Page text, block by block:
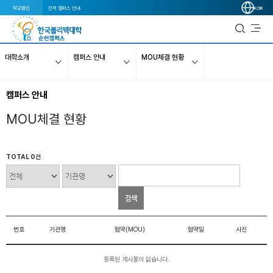
학교법인 전국 캠퍼스 안내 KOR
대학소개 캠퍼스 안내 MOU체결 현황
캠퍼스 안내
MOU체결 현황
TOTAL 0건
검색
번호 기관명 협약(MOU) 협약일 사진
등록된 게시물이 없습니다.